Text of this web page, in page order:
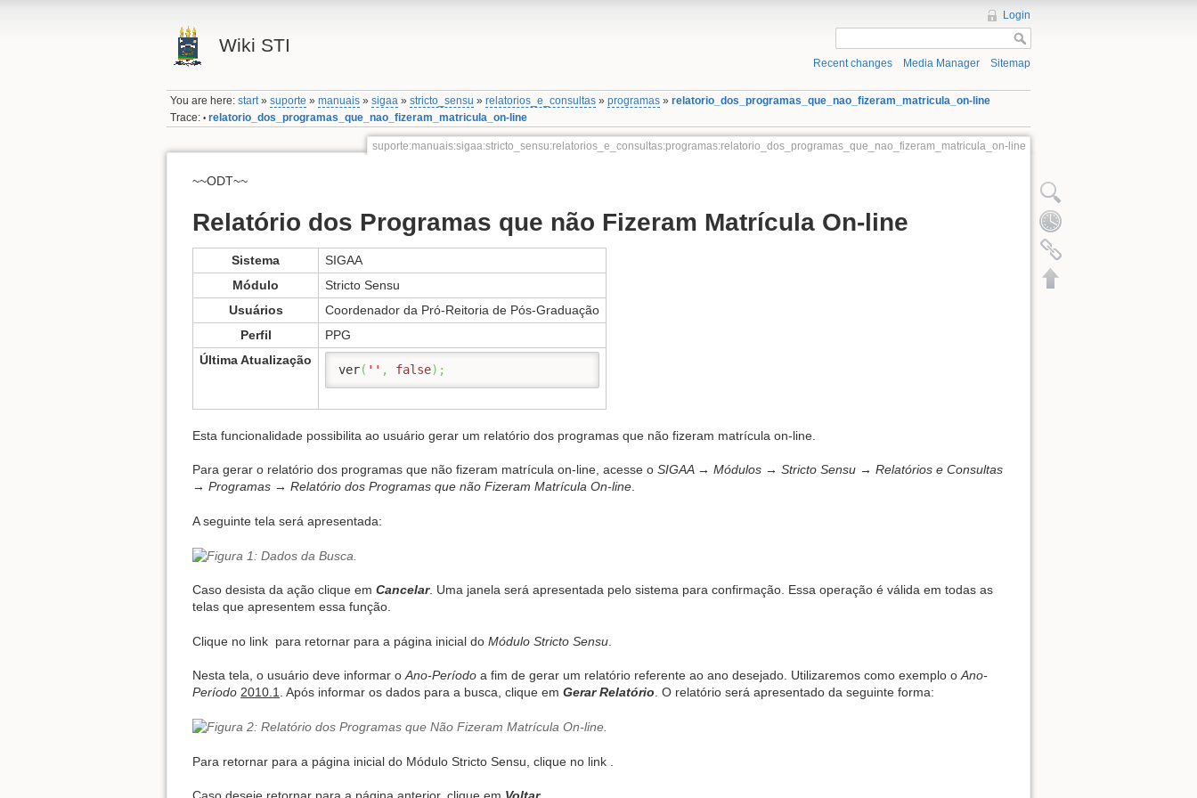
Wiki STI
Login
Recent changes Media Manager Sitemap
You are here:start »suporte »manuais »sigaa »stricto_sensu »relatorios_e_consultas »programas »relatorio_dos_programas_que_nao_fizeram_matricula_on-line
Trace: • relatorio_dos_programas_que_nao_fizeram_matricula_on-line
suporte:manuais:sigaa:stricto_sensu:relatorios_e_consultas:programas:relatorio_dos_programas_que_nao_fizeram_matricula_on-line
~~ODT~~
Relatório dos Programas que não Fizeram Matrícula On-line
Sistema
SIGAA
Módulo
Stricto Sensu
Usuários
Coordenador da Pró-Reitoria de Pós-Graduação
Perfil
PPG
Última Atualização
ver( '' , false) ;
Esta funcionalidade possibilita ao usuário gerar um relatório dos programas que não fizeram matrícula on-line.
Para gerar o relatório dos programas que não fizeram matrícula on-line, acesse o SIGAA → Módulos → Stricto Sensu → Relatórios e Consultas
→ Programas → Relatório dos Programas que não Fizeram Matrícula On-line.
A seguinte tela será apresentada:
Caso desista da ação clique em Cancelar. Uma janela será apresentada pelo sistema para confirmação. Essa operação é válida em todas as
telas que apresentem essa função.
Clique no link para retornar para a página inicial do Módulo Stricto Sensu
Nesta tela, o usuário deve informar oAno-Período a fim de gerar um relatório referente ao ano desejado. Utilizaremos como exemplo oAno-
Período 2010.1. Após informar os dados para a busca, clique em Gerar Relatório. O relatório será apresentado da seguinte forma:
Para retornar para a página inicial do Módulo Stricto Sensu, clique no link